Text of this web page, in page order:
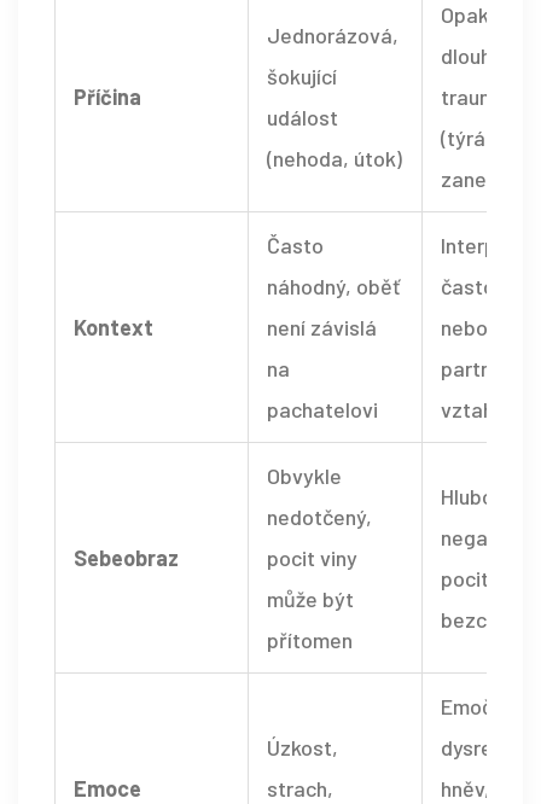
Příčina
Jednorázová,
šokující
událost
(nehoda, útok)
(týrání,
Kontext
Často
náhodný, oběť
není závislá
na
pachatelovi
často v
nebo
vztahu
Sebeobraz
Obvykle
nedotčený,
pocit viny
může být
přítomen
Hluboce
negativní,
pocit
Emoce
Úzkost,
strach,
Emoční
hněv,